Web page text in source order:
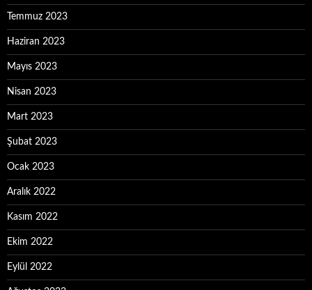
Temmuz 2023
Haziran 2023
Mayıs 2023
Nisan 2023
Mart 2023
Şubat 2023
Ocak 2023
Aralık 2022
Kasım 2022
Ekim 2022
Eylül 2022